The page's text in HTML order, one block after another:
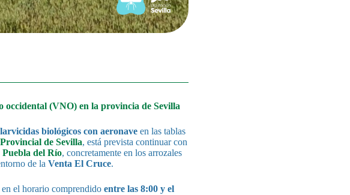
(VNO) en la provincia de Sevilla
biológicos con aeronaveen las tablas
de Sevilla, está prevista continuar con
del Río, concretamente en los arrozales
de la Venta El Cruce.
el horario comprendido entre las 8:00 y el